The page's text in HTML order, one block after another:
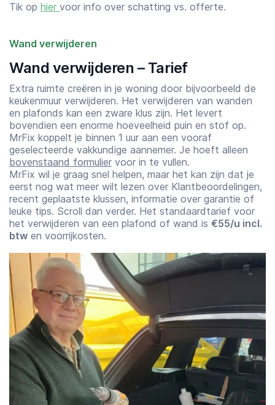
Tik op hier voor info over schatting vs. offerte.
Wand verwijderen
Wand verwijderen – Tarief
Extra ruimte creëren in je woning door bijvoorbeeld de
keukenmuur verwijderen. Het verwijderen van wanden
en plafonds kan een zware klus zijn. Het levert
bovendien een enorme hoeveelheid puin en stof op.
MrFix koppelt je binnen 1 uur aan een vooraf
geselecteerde vakkundige aannemer. Je hoeft alleen
bovenstaand formulier voor in te vullen.
MrFix wil je graag snel helpen, maar het kan zijn dat je
eerst nog wat meer wilt lezen over Klantbeoordelingen,
recent geplaatste klussen, informatie over garantie of
leuke tips. Scroll dan verder. Het standaardtarief voor
het verwijderen van een plafond of wand is €55/u incl.
btw en voorrijkosten.